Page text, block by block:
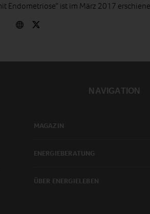
Endometriose“ ist im März 2017
NAVIGATION
MAGAZIN
ENERGIEBERATUNG
ÜBER ENERGIELEBEN